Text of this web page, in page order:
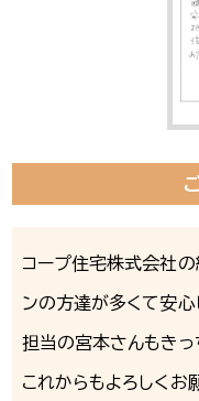
コープ住宅株式会社
ンの方達が多くて安心
担当の宮本さんもきっ
これからもよろしくお